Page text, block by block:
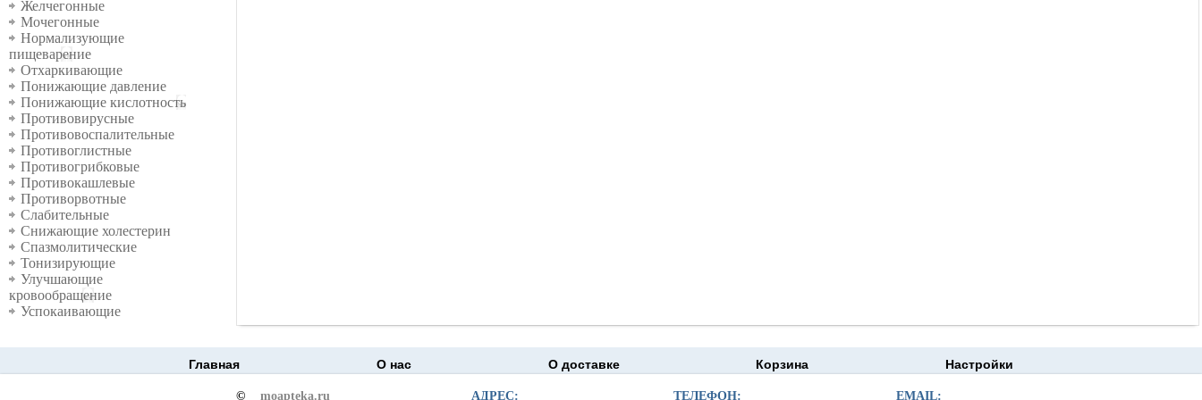
Желчегонные
Мочегонные
Нормализующие
пищеварение
Отхаркивающие
Понижающие давление
Понижающие кислотность
Противовирусные
Противовоспалительные
Противоглистные
Противогрибковые
Противокашлевые
Противорвотные
Слабительные
Снижающие холестерин
Спазмолитические
Тонизирующие
Улучшающие
кровообращение
Успокаивающие
Главная О нас О доставке Корзина Настройки
© moapteka.ru АДРЕС: ТЕЛЕФОН: EMAIL: